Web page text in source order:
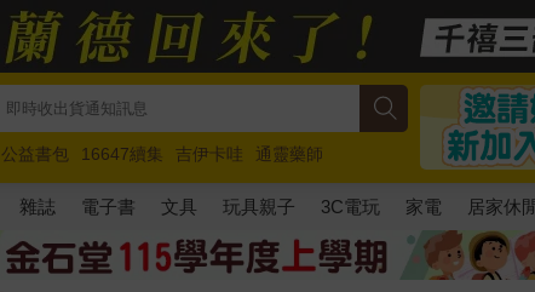
公益書包 16647續集 吉伊卡哇
通靈藥師
馬斯克 玩具總動員5 超慢跑
雜誌 電子書 文具 玩具親子 3C電玩 家電 居家休